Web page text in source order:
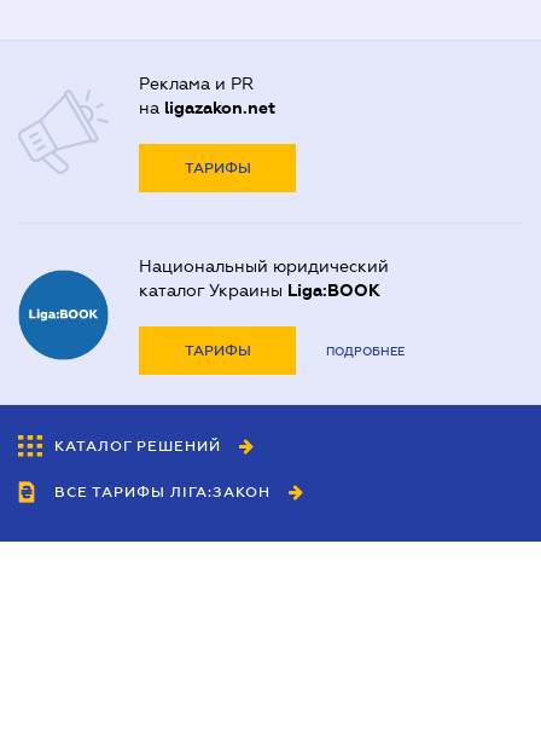
Реклама и PR
на ligazakon.net
ТАРИФЫ
Национальный юридический
каталог Украины Liga:BOOK
ТАРИФЫ ПОДРОБНЕЕ
КАТАЛОГ РЕШЕНИЙ
ВСЕ ТАРИФЫ ЛІГА:ЗАКОН